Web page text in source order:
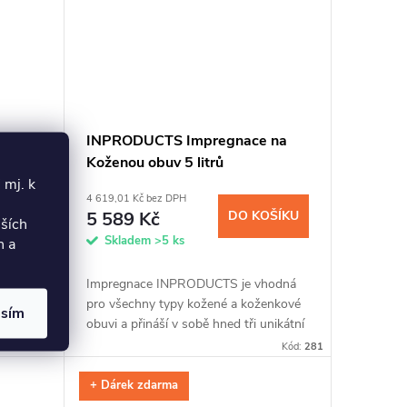
mj. k
a
INPRODUCTS Impregnace na
Koženou obuv 5 litrů
4 619,01 Kč bez DPH
5 589 Kč
Skladem >5 ks
DO KOŠÍKU
Impregnace INPRODUCTS je vhodná
pro všechny typy kožené a koženkové
obuvi a přináší v sobě hned tři unikátní
přípravky v jednom. Po snadné aplikaci
Kód: 281
+ Dárek zdarma